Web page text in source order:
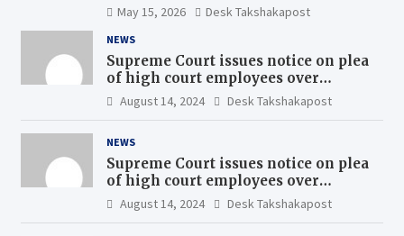
May 15, 2026 Desk Takshakapost
NEWS
Supreme Court issues notice on plea
of high court employees over
uniform pay scales
August 14, 2024 Desk Takshakapost
NEWS
Supreme Court issues notice on plea
of high court employees over
uniform pay scales
August 14, 2024 Desk Takshakapost